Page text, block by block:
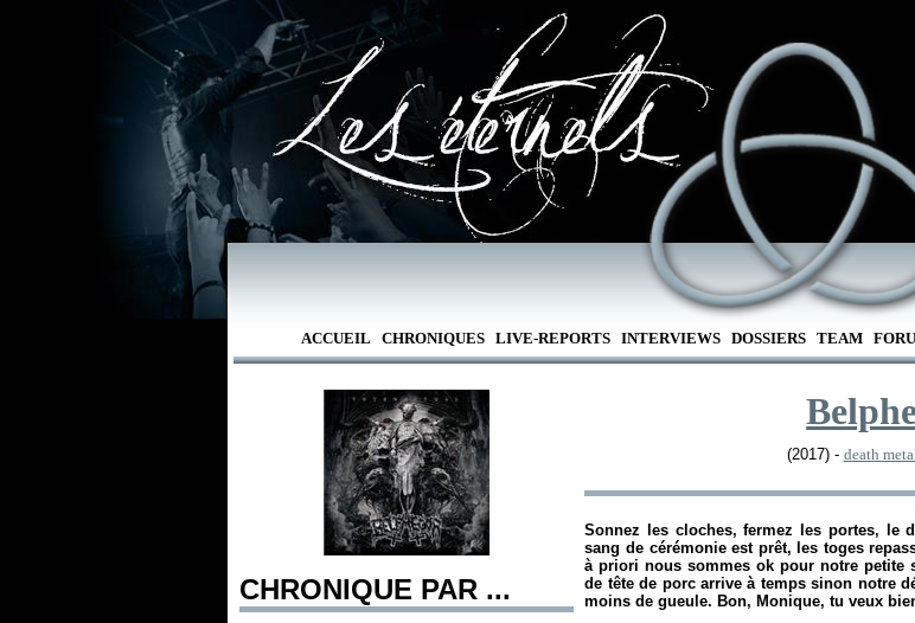
ACCUEIL CHRONIQUES LIVE-REPORTS INTERVIEWS DOSSIERS TEAM
CHRONIQUE PAR ...
(2017) - death
Sonnez les cloches, fermez les portes, le
sang de cérémonie est prêt, les toges
à priori nous sommes ok pour notre petite
de tête de porc arrive à temps sinon notre
moins de gueule. Bon, Monique, tu veux